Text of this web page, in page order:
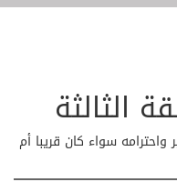
الثالثة
سواء كان قريبا أم